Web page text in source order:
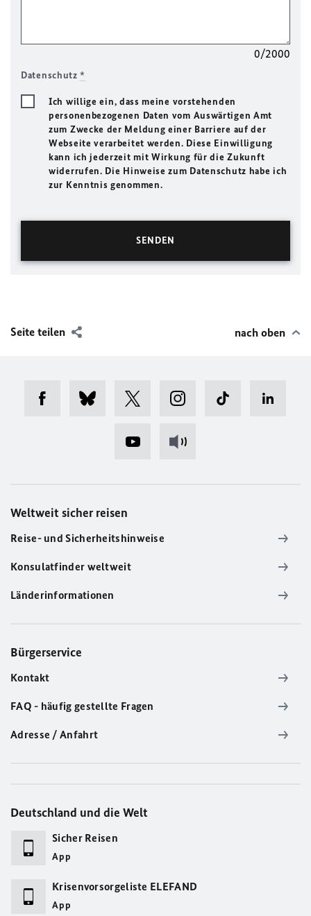
0/2000
Datenschutz*
Ich willige ein, dass meine vorstehenden
personenbezogenen Daten vom Auswärtigen Amt
zum Zwecke der Meldung einer Barriere auf der
Webseite verarbeitet werden. Diese Einwilligung
kann ich jederzeit mit Wirkung für die Zukunft
widerrufen. Die Hinweise zum Datenschutz habe ich
zur Kenntnis genommen.
Seite teilen nach oben
Weltweit sicher reisen
Reise- und Sicherheitshinweise
Konsulatfinder weltweit
Länderinformationen
Bürgerservice
Kontakt
FAQ - häufig gestellte Fragen
Adresse / Anfahrt
Deutschland und die Welt
Sicher Reisen
App
Krisenvorsorgeliste ELEFAND
App